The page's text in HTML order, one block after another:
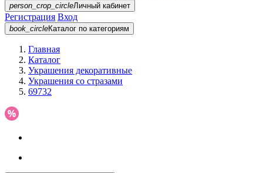
person_crop_circleЛичный кабинет
Регистрация Вход
book_circleКаталог по категориям
Главная
Каталог
Украшения декоративные
Украшения со стразами
69732